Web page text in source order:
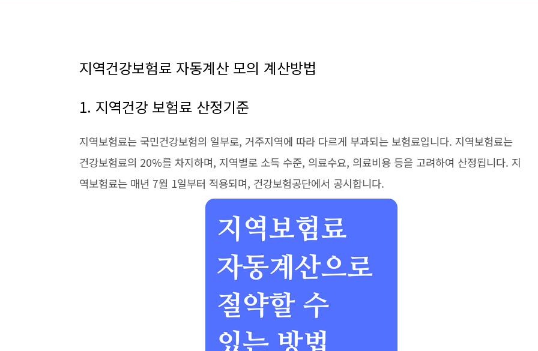
지역건강보험료 자동계산 모의 계산방법
1. 지역건강 보험료 산정기준
지역보험료는 국민건강보험의 일부로, 거주지역에 따라 다르게 부과되는 보험료입니다. 지역보험료는
건강보험료의 20%를 차지하며, 지역별로 소득 수준, 의료수요, 의료비용 등을 고려하여 산정됩니다. 지
역보험료는 매년 7월 1일부터 적용되며, 건강보험공단에서 공시합니다.